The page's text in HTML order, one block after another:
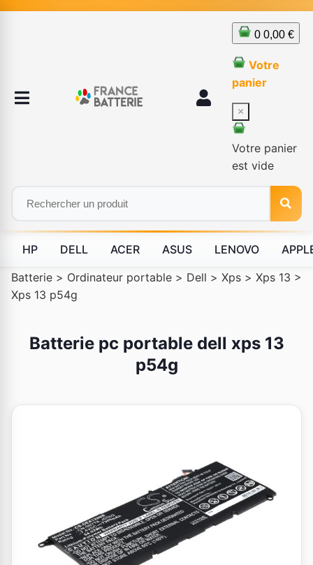
0 0,00 €
Votre
panier
×
Votre panier
est vide
HP DELL ACER ASUS LENOVO
Batterie > Ordinateur portable > Dell > Xps > Xps 13 >
Xps 13 p54g
Batterie pc portable dell xps 13
p54g